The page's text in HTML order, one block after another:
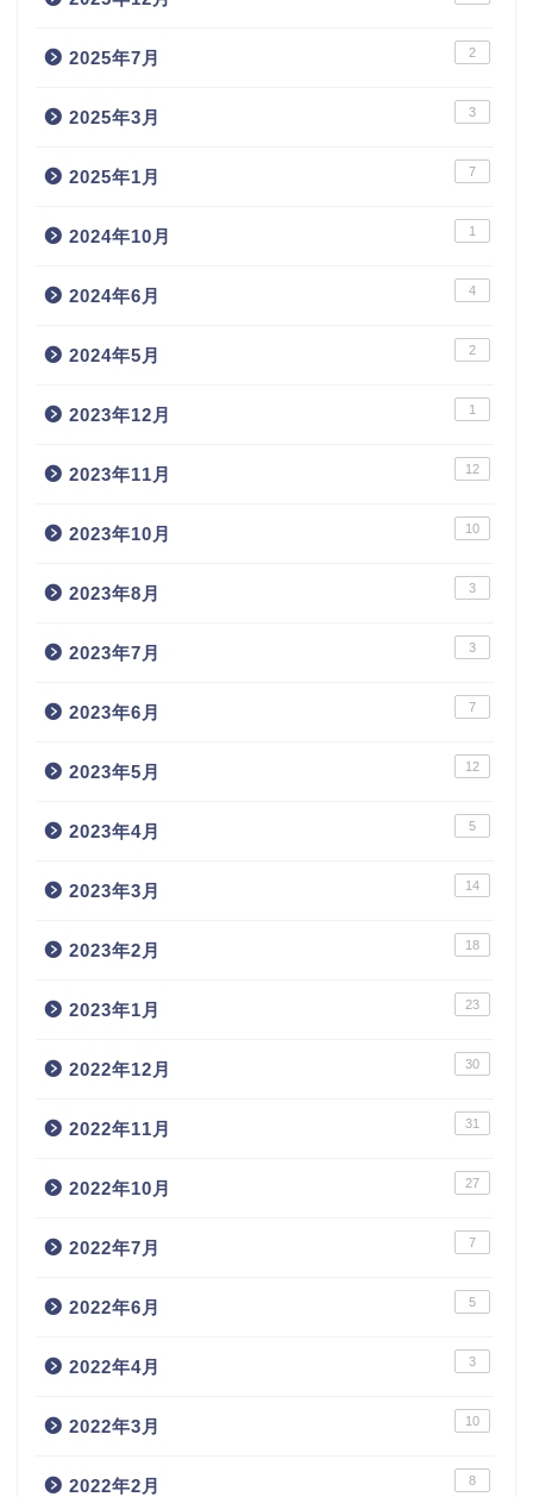
2025年7月 2
2025年3月 3
2025年1月 7
2024年10月 1
2024年6月 4
2024年5月 2
2023年12月 1
2023年11月 12
2023年10月 10
2023年8月 3
2023年7月 3
2023年6月 7
2023年5月 12
2023年4月 5
2023年3月 14
2023年2月 18
2023年1月 23
2022年12月 30
2022年11月 31
2022年10月 27
2022年7月 7
2022年6月 5
2022年4月 3
2022年3月 10
2022年2月 8